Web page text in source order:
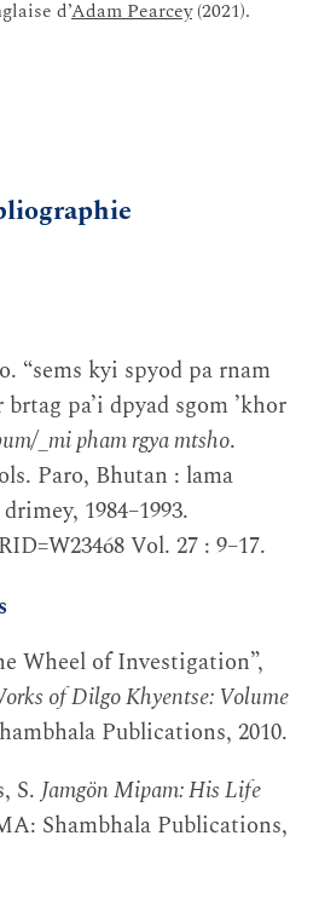
d’Adam Pearcey(2021).
“sems kyi spyod pa rnam
pa’i dpyad sgom ’khor
_mi pham rgya mtsho.
Paro, Bhutan : lama
1984–1993.
Vol. 27 : 9–17.
Wheel of Investigation”,
of Dilgo Khyentse: Volume
Publications, 2010.
S. Jamgön Mipam: His Life
Shambhala Publications,